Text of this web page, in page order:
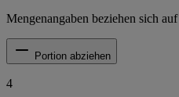
Mengenangaben beziehen sich auf
Portion abziehen
4